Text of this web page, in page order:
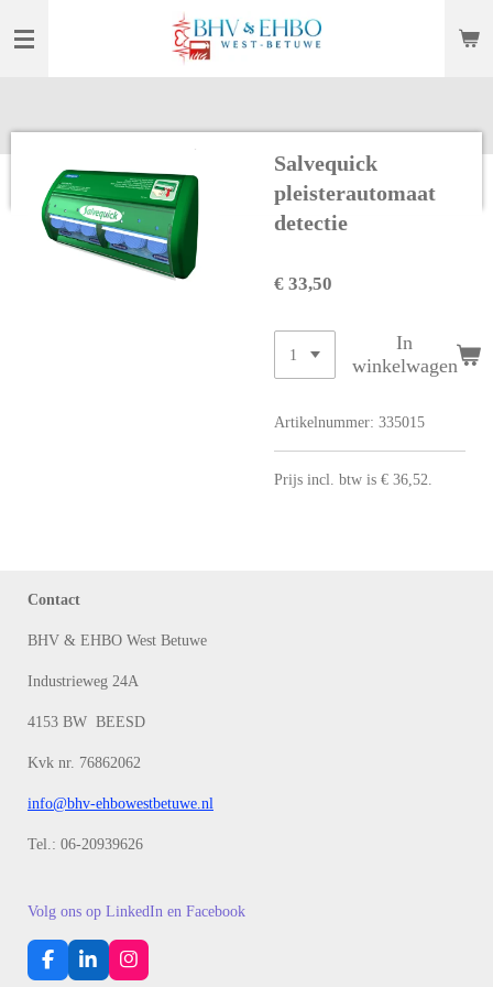
direct
Salvequick
pleisterautomaat
detectie
€ 33,50
In
winkelwagen
Artikelnummer: 335015
Prijs incl. btw is € 36,52.
Contact
BHV & EHBO West Betuwe
Industrieweg 24A
4153 BW BEESD
Kvk nr. 76862062
info@bhv-ehbowestbetuwe.nl
Tel.: 06-20939626
Volg ons op LinkedIn en Facebook
F
L
I